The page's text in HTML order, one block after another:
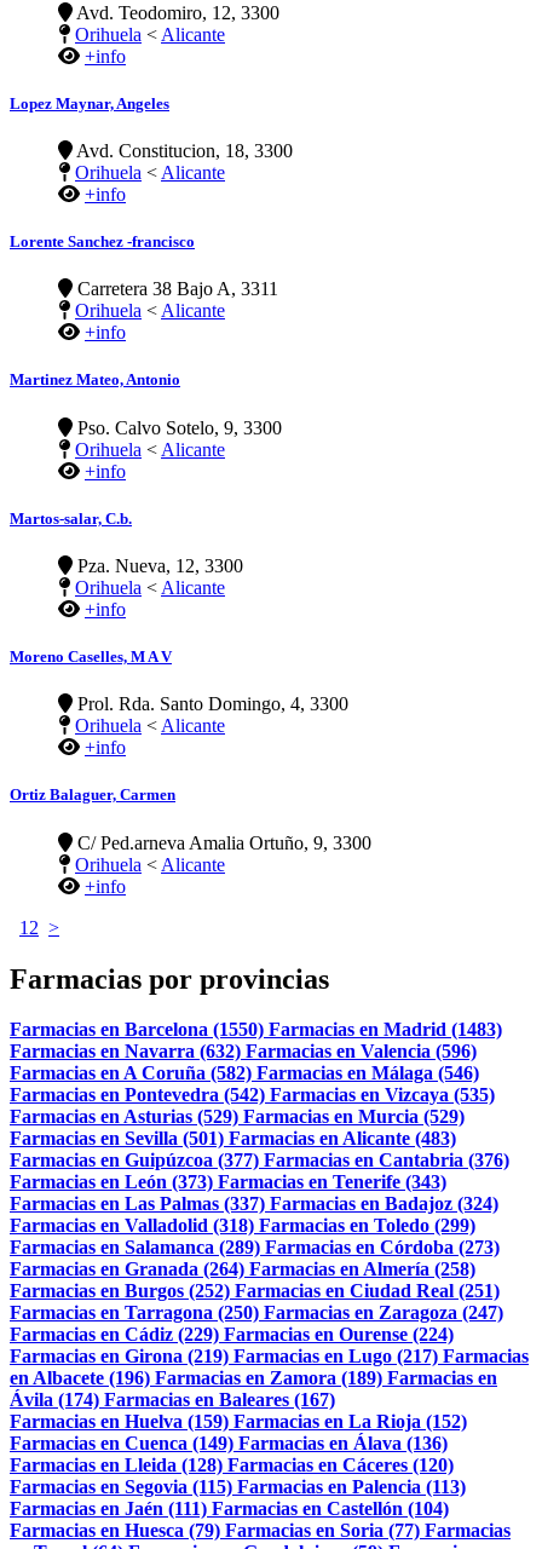
Avd. Teodomiro, 12, 3300
Orihuela < Alicante
+info
Lopez Maynar, Angeles
Avd. Constitucion, 18, 3300
Orihuela < Alicante
+info
Lorente Sanchez -francisco
Carretera 38 Bajo A, 3311
Orihuela < Alicante
+info
Martinez Mateo, Antonio
Pso. Calvo Sotelo, 9, 3300
Orihuela < Alicante
+info
Martos-salar, C.b.
Pza. Nueva, 12, 3300
Orihuela < Alicante
+info
Moreno Caselles, M A V
Prol. Rda. Santo Domingo, 4, 3300
Orihuela < Alicante
+info
Ortiz Balaguer, Carmen
C/ Ped.arneva Amalia Ortuño, 9, 3300
Orihuela < Alicante
+info
1 2 >
Farmacias por provincias
Farmacias en Barcelona (1550) Farmacias en Madrid (1483)
Farmacias en Navarra (632) Farmacias en Valencia (596)
Farmacias en A Coruña (582) Farmacias en Málaga (546)
Farmacias en Pontevedra (542) Farmacias en Vizcaya (535)
Farmacias en Asturias (529) Farmacias en Murcia (529)
Farmacias en Sevilla (501) Farmacias en Alicante (483)
Farmacias en Guipúzcoa (377) Farmacias en Cantabria (376)
Farmacias en León (373) Farmacias en Tenerife (343)
Farmacias en Las Palmas (337) Farmacias en Badajoz (324)
Farmacias en Valladolid (318) Farmacias en Toledo (299)
Farmacias en Salamanca (289) Farmacias en Córdoba (273)
Farmacias en Granada (264) Farmacias en Almería (258)
Farmacias en Burgos (252) Farmacias en Ciudad Real (251)
Farmacias en Tarragona (250) Farmacias en Zaragoza (247)
Farmacias en Cádiz (229) Farmacias en Ourense (224)
Farmacias en Girona (219) Farmacias en Lugo (217) Farmacias
en Albacete (196) Farmacias en Zamora (189) Farmacias en
Ávila (174) Farmacias en Baleares (167)
Farmacias en Huelva (159) Farmacias en La Rioja (152)
Farmacias en Cuenca (149) Farmacias en Álava (136)
Farmacias en Lleida (128) Farmacias en Cáceres (120)
Farmacias en Segovia (115) Farmacias en Palencia (113)
Farmacias en Jaén (111) Farmacias en Castellón (104)
Farmacias en Huesca (79) Farmacias en Soria (77) Farmacias